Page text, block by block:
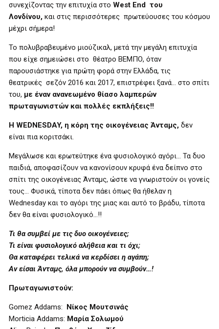
συνεχίζοντας την επιτυχία στο West End του
Λονδίνου, και στις περισσότερες πρωτεύουσες του κόσμου
μέχρι σήμερα!
Το πολυβραβευμένο μιούζικαλ, μετά την μεγάλη επιτυχία
που είχε σημειώσει στο θέατρο ΒΕΜΠΟ, όταν
παρουσιάστηκε για πρώτη φορά στην Ελλάδα, τις
θεατρικές σεζόν 2016 και 2017, επιστρέφει ξανά… στο σπίτι
του, με έναν ανανεωμένο θίασο λαμπερών
πρωταγωνιστών και πολλές εκπλήξεις!!
Η WEDNESDAY, η κόρη της οικογένειας Άνταμς, δεν
είναι πια κοριτσάκι.
Μεγάλωσε και ερωτεύτηκε ένα φυσιολογικό αγόρι… Τα δυο
παιδιά, αποφασίζουν να κανονίσουν κρυφά ένα δείπνο στο
σπίτι της οικογένειας Άνταμς, ώστε να γνωριστούν οι γονείς
τους… Φυσικά, τίποτα δεν πάει όπως θα ήθελαν η
Wednesday και το αγόρι της μιας και αυτό το βράδυ, τίποτα
δεν θα είναι φυσιολογικό…!!
Τι θα συμβεί με τις δυο οικογένειες;
Τι είναι φυσιολογικό αλήθεια και τι όχι;
Θα καταφέρει τελικά να κερδίσει η αγάπη;
Αν είσαι Άνταμς, όλα μπορούν να συμβούν…!
Πρωταγωνιστούν:
Gomez Addams: Νίκος Μουτσινάς
Morticia Addams: Μαρία Σολωμού